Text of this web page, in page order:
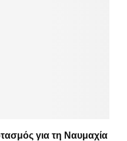
για τη Ναυμαχία